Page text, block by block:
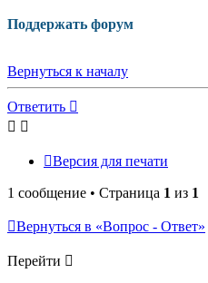
Поддержать форум
Вернуться к началу
Ответить
Версия для печати
1 сообщение • Страница 1 из 1
Вернуться в «Вопрос - Ответ»
Перейти